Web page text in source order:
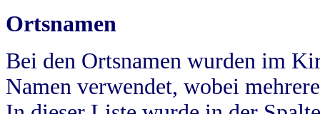
Ortsnamen
Bei den Ortsnamen wurden im
Namen verwendet, wobei